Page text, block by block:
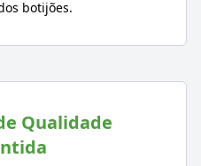
botijões.
Qualidade